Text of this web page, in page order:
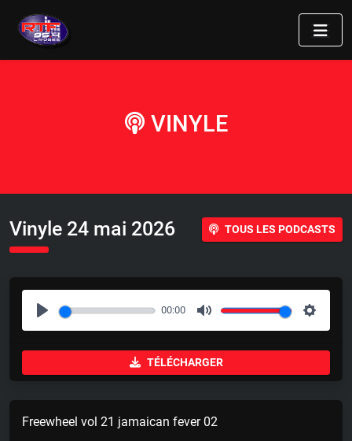
VINYLE
Vinyle 24 mai 2026 TOUS LES PODCASTS
P
l
00:00
M
u
t
S
e
TÉLÉCHARGER
Freewheel vol 21 jamaican fever 02